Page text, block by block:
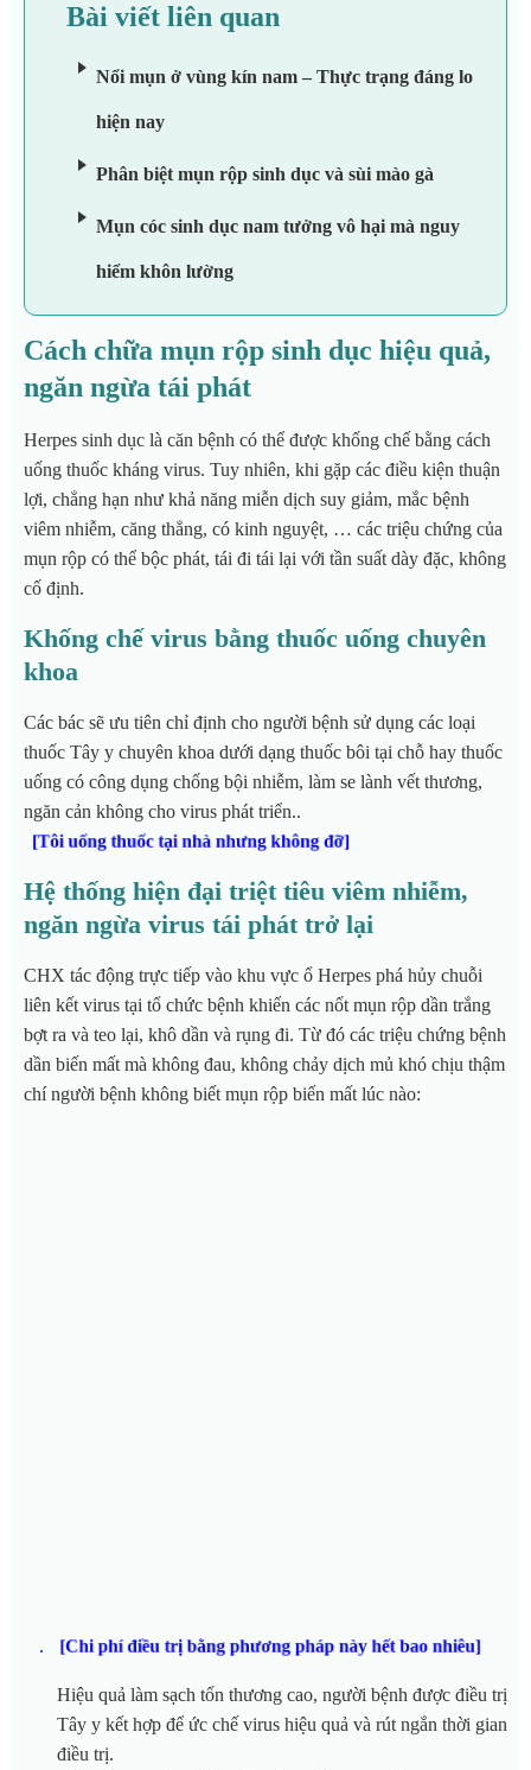
Bài viết liên quan
Nổi mụn ở vùng kín nam – Thực trạng đáng lo
hiện nay
Phân biệt mụn rộp sinh dục và sùi mào gà
Mụn cóc sinh dục nam tưởng vô hại mà nguy
hiểm khôn lường
Cách chữa mụn rộp sinh dục hiệu quả,
ngăn ngừa tái phát
Herpes sinh dục là căn bệnh có thể được khống chế bằng cách
uống thuốc kháng virus. Tuy nhiên, khi gặp các điều kiện thuận
lợi, chẳng hạn như khả năng miễn dịch suy giảm, mắc bệnh
viêm nhiễm, căng thẳng, có kinh nguyệt, … các triệu chứng của
mụn rộp có thể bộc phát, tái đi tái lại với tần suất dày đặc, không
cố định.
Khống chế virus bằng thuốc uống chuyên
khoa
Các bác sẽ ưu tiên chỉ định cho người bệnh sử dụng các loại
thuốc Tây y chuyên khoa dưới dạng thuốc bôi tại chỗ hay thuốc
uống có công dụng chống bội nhiễm, làm se lành vết thương,
ngăn cản không cho virus phát triển..
[Tôi uống thuốc tại nhà nhưng không đỡ]
Hệ thống hiện đại triệt tiêu viêm nhiễm,
ngăn ngừa virus tái phát trở lại
CHX tác động trực tiếp vào khu vực ổ Herpes phá hủy chuỗi
liên kết virus tại tổ chức bệnh khiến các nốt mụn rộp dần trắng
bợt ra và teo lại, khô dần và rụng đi. Từ đó các triệu chứng bệnh
dần biến mất mà không đau, không chảy dịch mủ khó chịu thậm
chí người bệnh không biết mụn rộp biến mất lúc nào:
. [Chi phí điều trị bằng phương pháp này hết bao nhiêu]
Hiệu quả làm sạch tổn thương cao, người bệnh được điều trị
Tây y kết hợp để ức chế virus hiệu quả và rút ngắn thời gian
điều trị.